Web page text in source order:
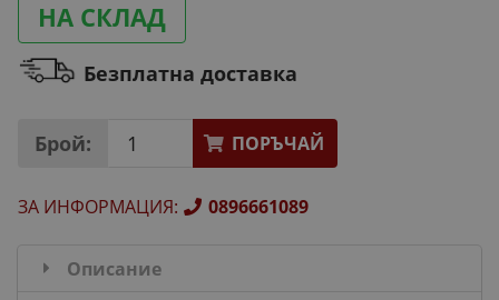
НА СКЛАД
Безплатна доставка
Брой: ПОРЪЧАЙ
ЗА ИНФОРМАЦИЯ: 0896661089
Описание